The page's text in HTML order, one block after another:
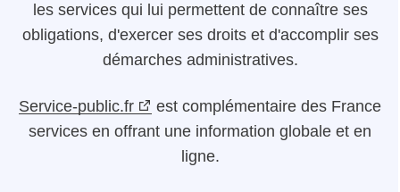
les services qui lui permettent de connaître ses
obligations, d'exercer ses droits et d'accomplir ses
démarches administratives.
Service-public.fr
est complémentaire des France
services en offrant une information globale et en
ligne.